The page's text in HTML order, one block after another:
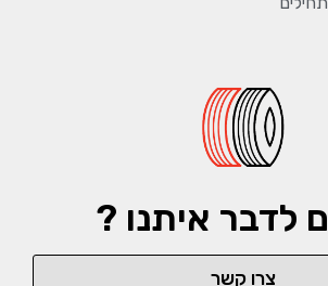
לדבר איתנו ?
צרו קשר